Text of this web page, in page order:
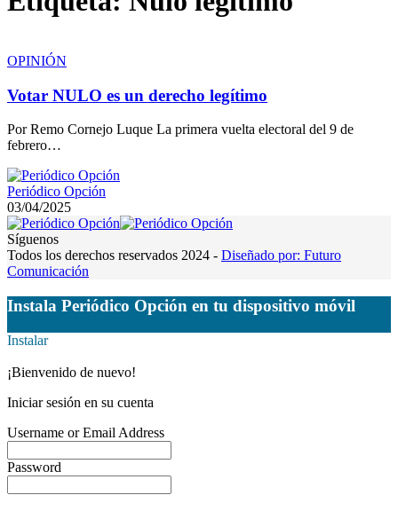
OPINIÓN
Votar NULO es un derecho legítimo
Por Remo Cornejo Luque La primera vuelta electoral del 9 de
febrero…
Periódico Opción
03/04/2025
Síguenos
Todos los derechos reservados 2024 - Diseñado por: Futuro
Comunicación
Instala Periódico Opción en tu dispositivo móvil
Instalar
¡Bienvenido de nuevo!
Iniciar sesión en su cuenta
Username or Email Address
Password